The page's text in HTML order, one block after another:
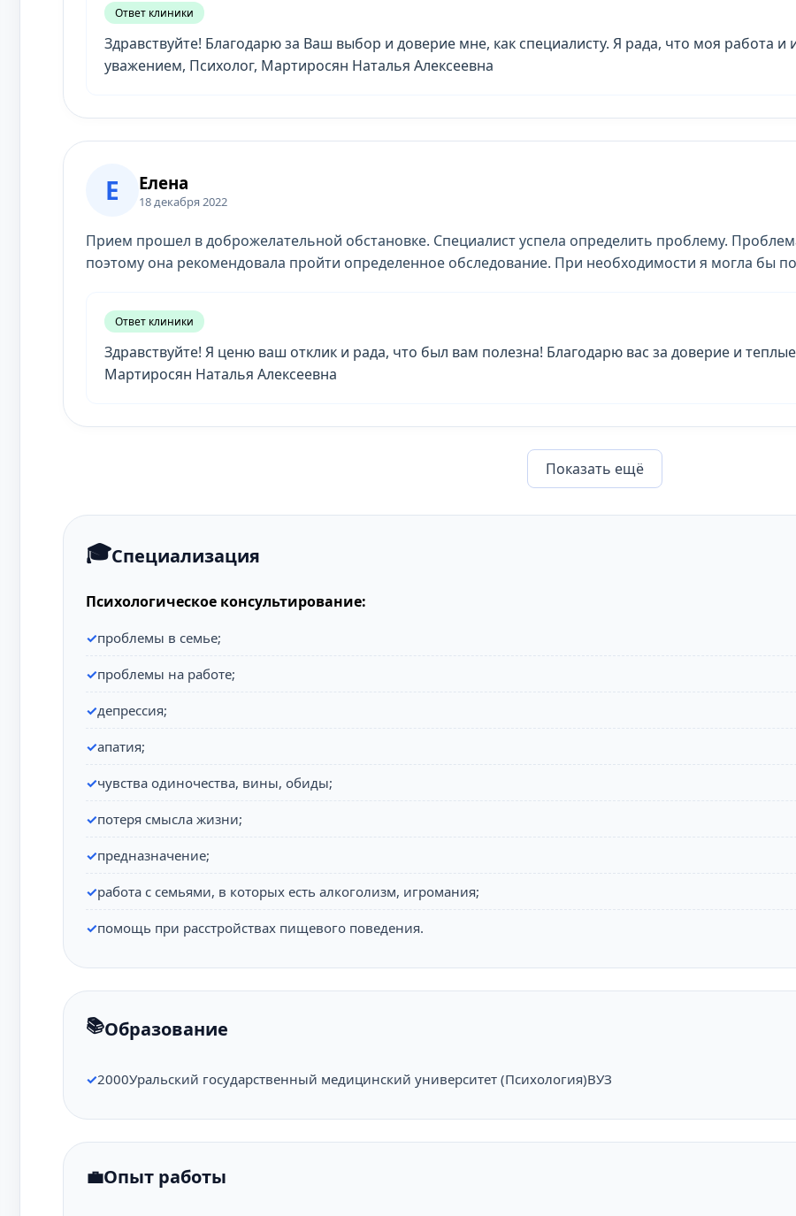
Ответ клиники
Здравствуйте! Благодарю за Ваш выбор и доверие мне, как специалисту. Я рада, что моя работа
уважением, Психолог, Мартиросян Наталья Алексеевна
Е Елена
18 декабря 2022
Прием прошел в доброжелательной обстановке. Специалист успела определить проблему.
поэтому она рекомендовала пройти определенное обследование. При необходимости я могла бы
Ответ клиники
Здравствуйте! Я ценю ваш отклик и рада, что был вам полезна! Благодарю вас за доверие и
Мартиросян Наталья Алексеевна
Показать eщё
Специализация
Психологическое консультирование:
проблемы в семье;
проблемы на работе;
депрессия;
апатия;
чувства одиночества, вины, обиды;
потеря смысла жизни;
предназначение;
работа с семьями, в которых есть алкоголизм, игромания;
помощь при расстройствах пищевого поведения.
Образование
2000Уральский государственный медицинский университет (Психология)ВУЗ
Опыт работы